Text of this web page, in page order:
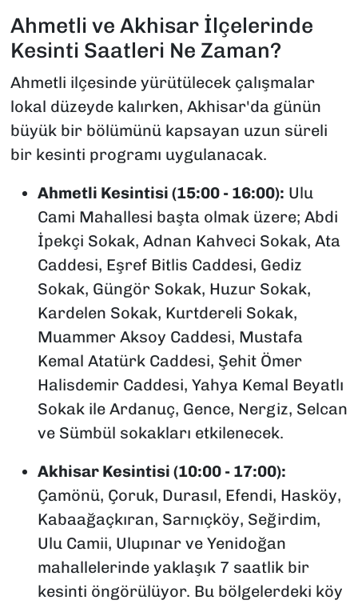
Ahmetli ve Akhisar İlçelerinde
Kesinti Saatleri Ne Zaman?
Ahmetli ilçesinde yürütülecek çalışmalar
lokal düzeyde kalırken, Akhisar'da günün
büyük bir bölümünü kapsayan uzun süreli
bir kesinti programı uygulanacak.
Ahmetli Kesintisi (15:00 - 16:00): Ulu
Cami Mahallesi başta olmak üzere; Abdi
İpekçi Sokak, Adnan Kahveci Sokak, Ata
Caddesi, Eşref Bitlis Caddesi, Gediz
Sokak, Güngör Sokak, Huzur Sokak,
Kardelen Sokak, Kurtdereli Sokak,
Muammer Aksoy Caddesi, Mustafa
Kemal Atatürk Caddesi, Şehit Ömer
Halisdemir Caddesi, Yahya Kemal Beyatlı
Sokak ile Ardanuç, Gence, Nergiz, Selcan
ve Sümbül sokakları etkilenecek.
Akhisar Kesintisi (10:00 - 17:00):
Çamönü, Çoruk, Durasıl, Efendi, Hasköy,
Kabaağaçkıran, Sarnıçköy, Seğirdim,
Ulu Camii, Ulupınar ve Yenidoğan
mahallelerinde yaklaşık 7 saatlik bir
kesinti öngörülüyor. Bu bölgelerdeki köy